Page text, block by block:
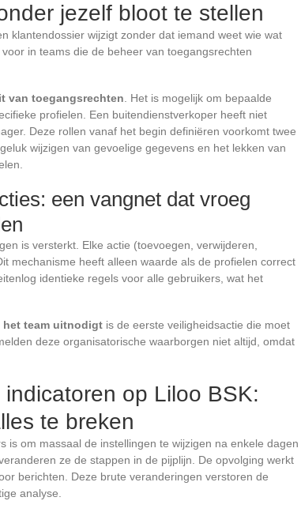
jezelf bloot te stellen
klantendossier wijzigt zonder dat iemand weet wie wat
in teams die de beheer van toegangsrechten
van toegangsrechten. Het is mogelijk om bepaalde
profielen. Een buitendienstverkoper heeft niet
Deze rollen vanaf het begin definiëren voorkomt twee
wijzigen van gevoelige gegevens en het lekken van
een vangnet dat vroeg
is versterkt. Elke actie (toevoegen, verwijderen,
mechanisme heeft alleen waarde als de profielen correct
identieke regels voor alle gebruikers, wat het
het team uitnodigt is de eerste veiligheidsactie die moet
deze organisatorische waarborgen niet altijd, omdat
op Liloo BSK:
te breken
is om massaal de instellingen te wijzigen na enkele dagen
ze de stappen in de pijplijn. De opvolging werkt
berichten. Deze brute veranderingen verstoren de
analyse.